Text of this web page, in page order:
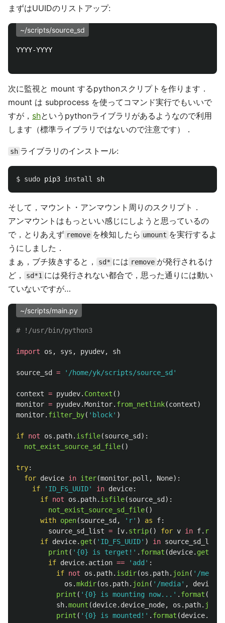
まずはUUIDのリストアップ:
~/scripts/source_sd
YYYY-YYYY
次に監視と mount するpythonスクリプトを作ります．
mount は subprocess を使ってコマンド実行でもいいで
すが， shというpythonライブラリがあるようなので利用
します（標準ライブラリではないので注意です）．
sh ライブラリのインストール:
$ sudo pip3 install
そして，マウント・アンマウント周りのスクリプト．
アンマウントはもっといい感じにしようと思っているの
で，とりあえず remove を検知したら umount を実行するよ
うにしました．
まぁ，ブチ抜きすると，
sd* には remove が発行されるけ
ど，
sd*1 には発行されない都合で，思った通りには動い
ていないですが…
~/scripts/main.py
import os , sys , pyudev, sh
source_sd = ' /home/yk/scripts/source_sd '
context = pyudev. Context ()
monitor = pyudev.Monitor. from_netlink(context)
monitor. filter_by( ' block' )
if not os . path. isfile(source_sd ):
not_exist_source_sd_file()
try:
for device in iter(monitor. poll , None):
if
' ID_FS_UUID' in device:
if not os . path. isfile(source_sd ):
not_exist_source_sd_file()
with open(source_sd , ' r' ) as f:
source_sd_list = [v. strip() for v in f.
if device. get ( ' ID_FS_UUID' ) in source_sd_list
print ( ' {0} is terget! ' . format (device. get
if device. action == ' add ' :
if not os . path. isdir(os . path. join( ' /media
os .mkdir(os . path. join( ' /media' , device
print ( ' {0} is mounting now... ' . format (
sh.mount (device. device_node, os . path. join
print ( ' {0} is mounted! ' . format (device.